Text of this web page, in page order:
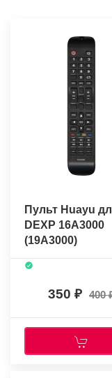
Пульт Huayu
DEXP 16A3000
(19A3000)
350 400